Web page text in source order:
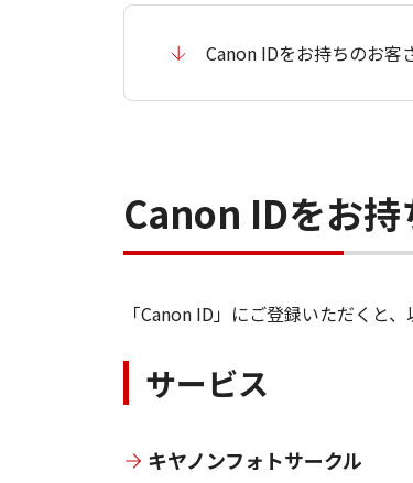
Canon IDをお持ちのお客
Canon IDをお
「Canon ID」にご登録いただくと
サービス
キヤノンフォトサークル